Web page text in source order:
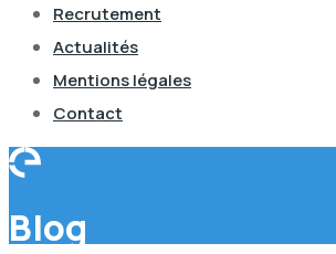
Recrutement
Actualités
Mentions légales
Contact
Blog